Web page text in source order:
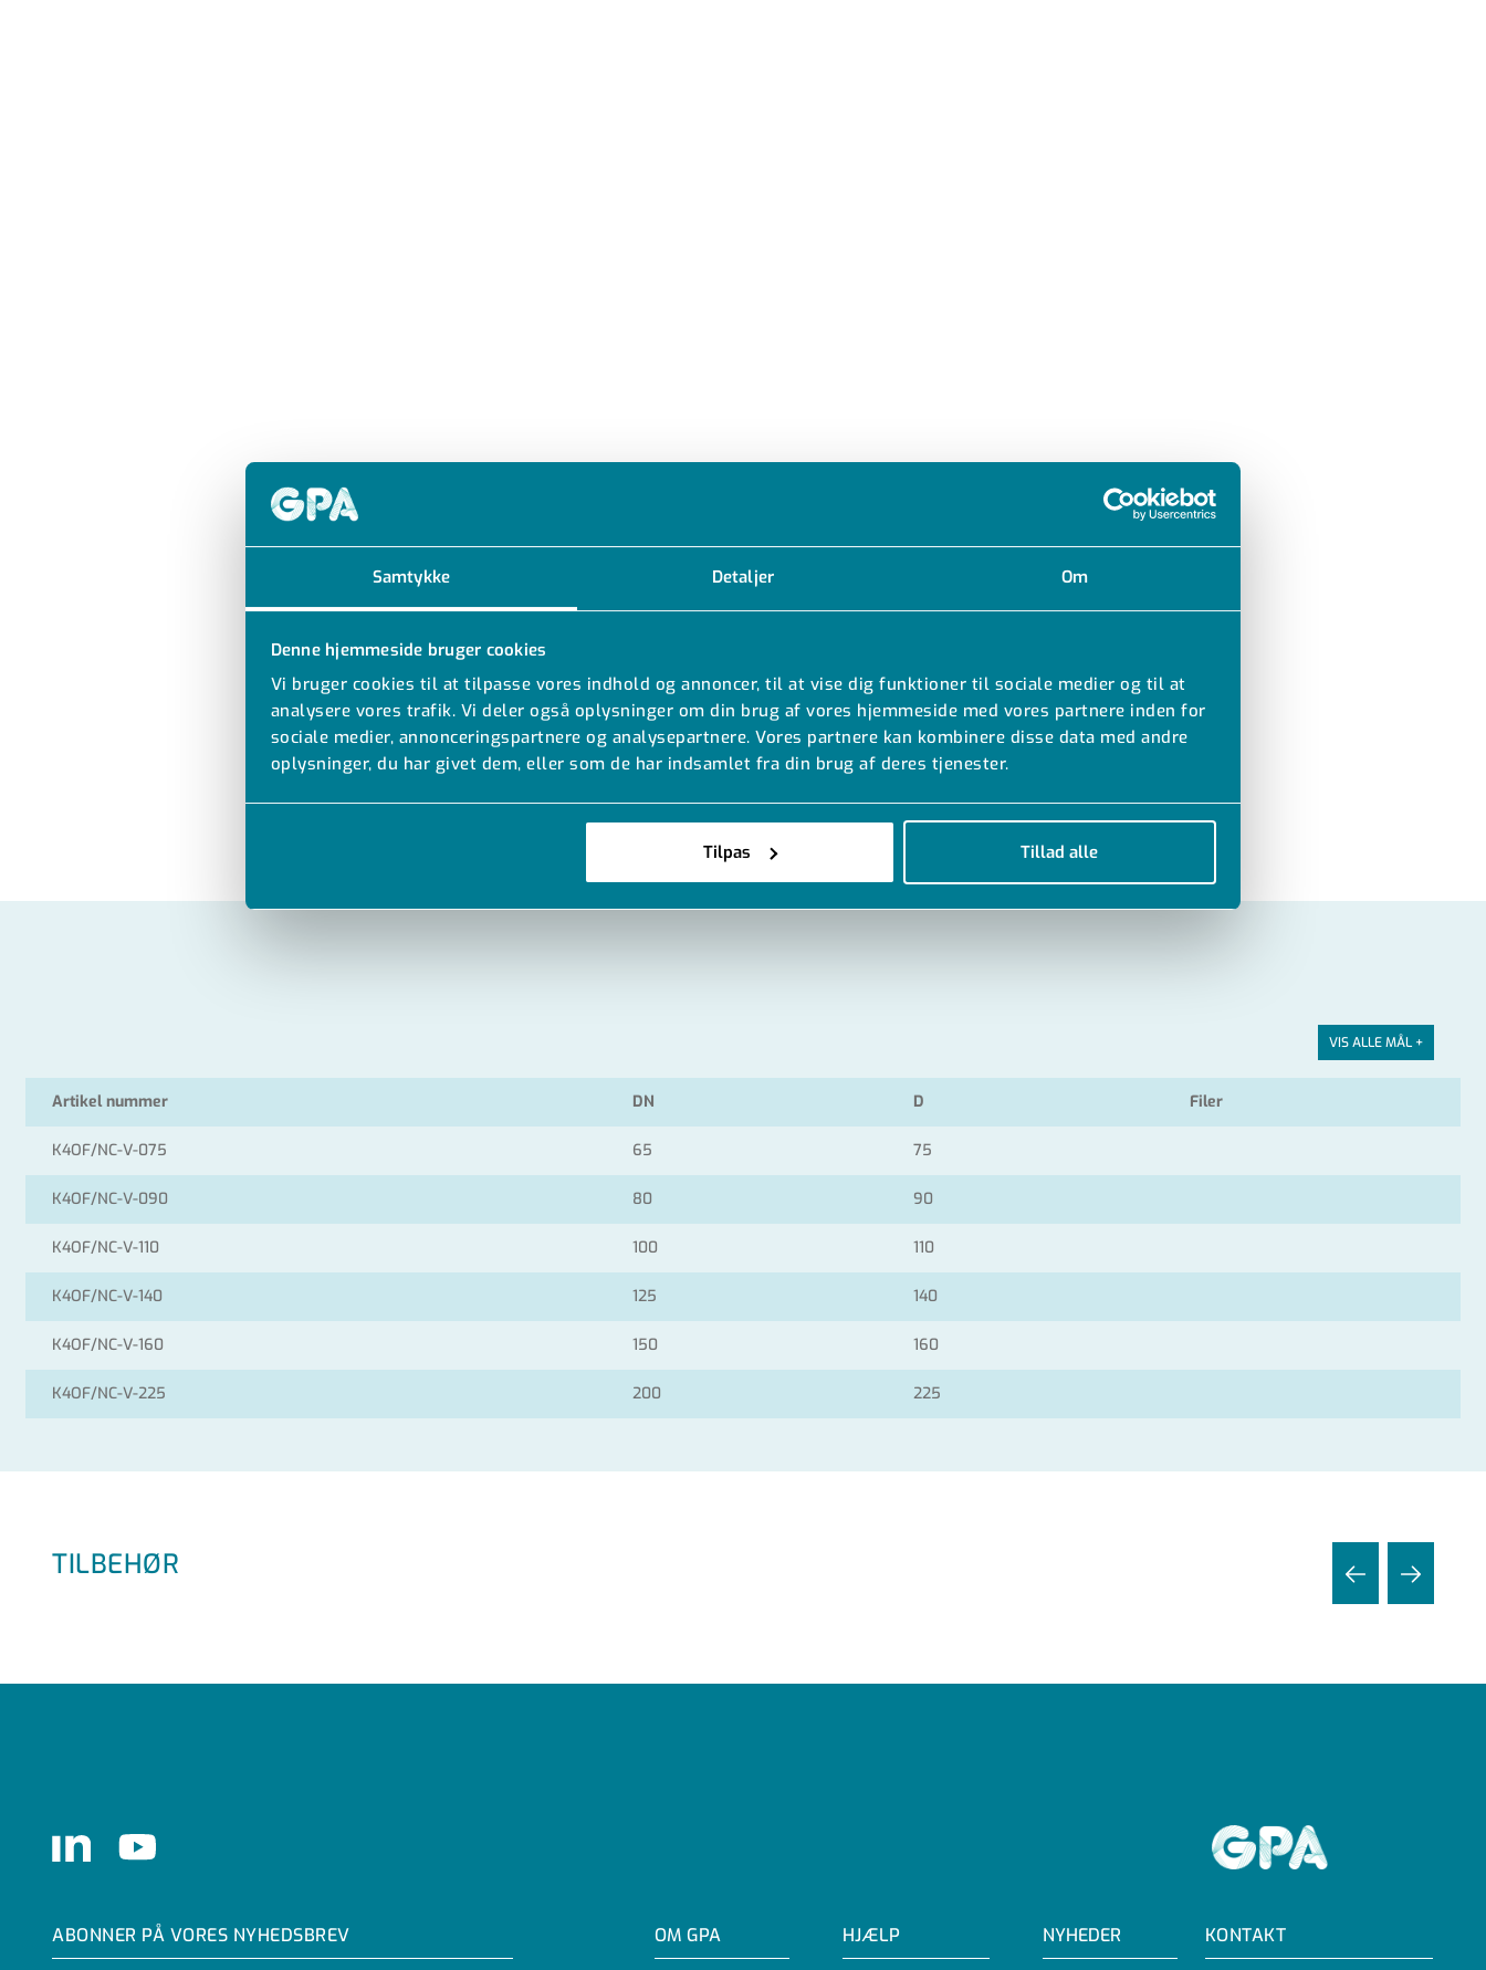
Samtykke Detaljer Om
Denne hjemmeside bruger cookies
Vi bruger cookies til at tilpasse vores indhold og annoncer, til at vise dig funktioner til sociale medier og til at
analysere vores trafik. Vi deler også oplysninger om din brug af vores hjemmeside med vores partnere inden for
sociale medier, annonceringspartnere og analysepartnere. Vores partnere kan kombinere disse data med andre
oplysninger, du har givet dem, eller som de har indsamlet fra din brug af deres tjenester.
Tilpas Tillad alle
VIS ALLE MÅL +
Artikel nummer DN D Filer
K4OF/NC-V-075 65 75
K4OF/NC-V-090 80 90
K4OF/NC-V-110 100 110
K4OF/NC-V-140 125 140
K4OF/NC-V-160 150 160
K4OF/NC-V-225 200 225
TILBEHØR
LinkedIn Youtube
ABONNER PÅ VORES NYHEDSBREV OM GPA HJÆLP NYHEDER KONTAKT